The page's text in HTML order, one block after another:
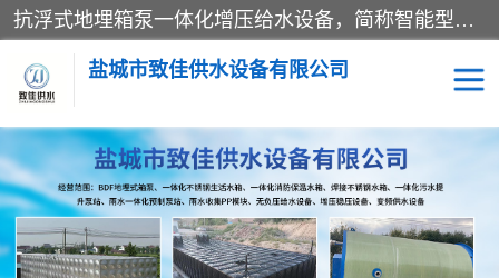
抗浮式地埋箱泵一体化增压给水设备，简称智能型泵站。它由由水泵机组、消防水箱、泵房三大部分组成，其抗浮效果好，因为设计时通过将底板与箱体联在一起，箱体重量抵消了地下水浮力。系统维护好，内部拉筋、泵站、管道，喷淋等各部运行正堂，无一损坏；结构更牢固。
盐城市致佳供水设备有限公司
消防一体化水箱 地埋箱泵一体化
一体化污水泵站